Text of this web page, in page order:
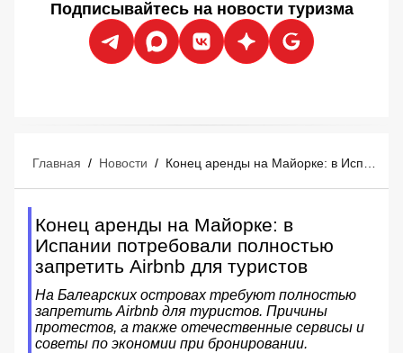
Подписывайтесь на новости туризма
Главная / Новости / Конец аренды на Майорке: в Испании потребовали полностью запретить Airbnb для туристов
Конец аренды на Майорке: в
Испании потребовали полностью
запретить Airbnb для туристов
На Балеарских островах требуют полностью
запретить Airbnb для туристов. Причины
протестов, а также отечественные сервисы и
советы по экономии при бронировании.